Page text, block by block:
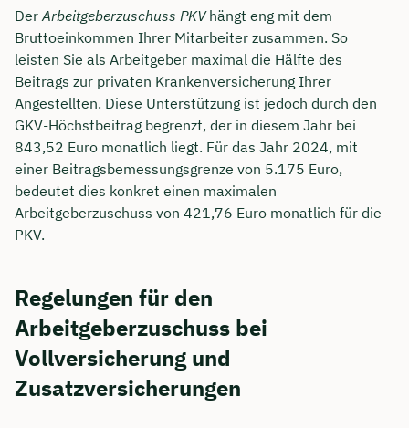
Der Arbeitgeberzuschuss PKVhängt eng mit dem
Bruttoeinkommen Ihrer Mitarbeiter zusammen. So
leisten Sie als Arbeitgeber maximal die Hälfte des
Beitrags zur privaten Krankenversicherung Ihrer
Angestellten. Diese Unterstützung ist jedoch durch den
GKV-Höchstbeitrag begrenzt, der in diesem Jahr bei
843,52 Euro monatlich liegt. Für das Jahr 2024, mit
einer Beitragsbemessungsgrenze von 5.175 Euro,
bedeutet dies konkret einen maximalen
Arbeitgeberzuschuss von 421,76 Euro monatlich für die
PKV.
Regelungen für den
Arbeitgeberzuschuss bei
Vollversicherung und
Zusatzversicherungen